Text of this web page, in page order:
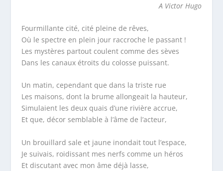
A Victor Hugo
Fourmillante cité, cité pleine de rêves,
Où le spectre en plein jour raccroche le passant !
Les mystères partout coulent comme des sèves
Dans les canaux étroits du colosse puissant.
Un matin, cependant que dans la triste rue
Les maisons, dont la brume allongeait la hauteur,
Simulaient les deux quais d’une rivière accrue,
Et que, décor semblable à l’âme de l’acteur,
Un brouillard sale et jaune inondait tout l’espace,
Je suivais, roidissant mes nerfs comme un héros
Et discutant avec mon âme déjà lasse,